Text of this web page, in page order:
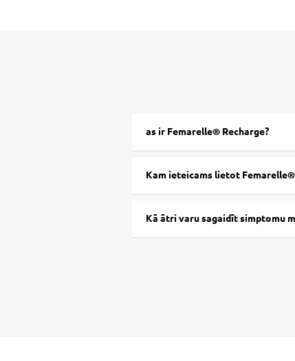
as ir Femarelle® Recharge?
Kam ieteicams lietot Femarelle®
Kā ātri varu sagaidīt simptomu